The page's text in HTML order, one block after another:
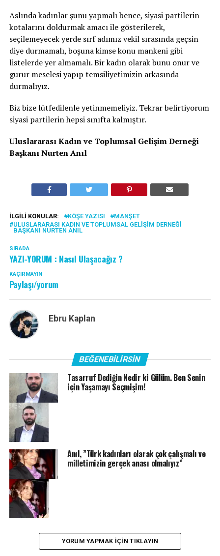
Aslında kadınlar şunu yapmalı bence, siyasi partilerin
kotalarını doldurmak amacı ile gösterilerek,
seçilemeyecek yerde sırf adımız vekil sırasında geçsin
diye durmamalı, boşuna kimse konu mankeni gibi
listelerde yer almamalı. Bir kadın olarak bunu onur ve
gurur meselesi yapıp temsiliyetimizin arkasında
durmalıyız.
Biz bize lütfedilenle yetinmemeliyiz. Tekrar belirtiyorum
siyasi partilerin hepsi sınıfta kalmıştır.
Uluslararası Kadın ve Toplumsal Gelişim Derneği
Başkanı Nurten Anıl
İLGILI KONULAR: KÖŞE YAZISI
MANŞET
ULUSLARARASI KADIN VE TOPLUMSAL GELIŞIM DERNEĞI
BAŞKANI NURTEN ANIL
SIRADA
YAZI-YORUM : Nasıl Ulaşacağız ?
KAÇIRMAYIN
Paylaşı/yorum
Ebru Kaplan
BEĞENEBILIRSIN
Tasarruf Dediğin Nedir ki Gülüm. Ben Senin
için Yaşamayı Seçmişim!
Anıl, ”Türk kadınları olarak çok çalışmalı ve
milletimizin gerçek anası olmalıyız”
YORUM YAPMAK IÇIN TIKLAYIN